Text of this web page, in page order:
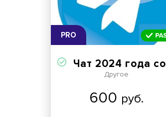
PRO
Чат 2024 года создания
Другое
600 руб.